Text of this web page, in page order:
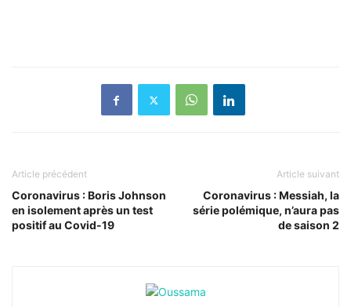
Article précédent
Coronavirus : Boris Johnson
en isolement après un test
positif au Covid-19
Article suivant
Coronavirus : Messiah, la
série polémique, n’aura pas
de saison 2